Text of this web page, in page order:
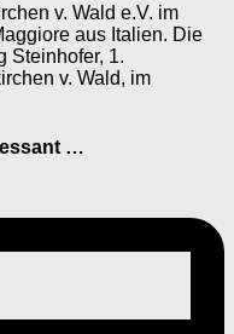
v. Wald e.V. im
aus Italien. Die
Steinhofer, 1.
v. Wald, im
…